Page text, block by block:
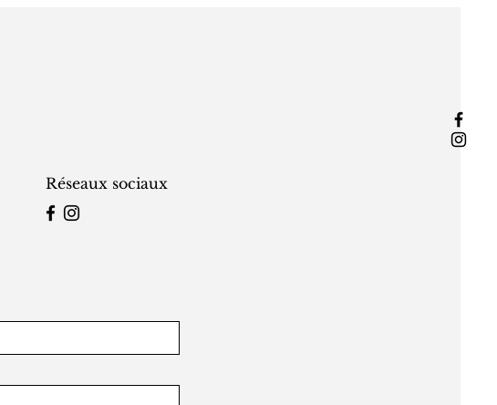
Réseaux sociaux